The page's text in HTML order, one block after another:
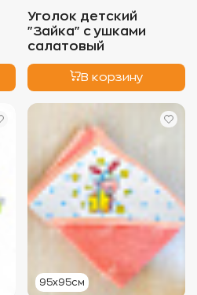
Уголок детский
"Зайка" с ушками
салатовый
В корзину
95х95см